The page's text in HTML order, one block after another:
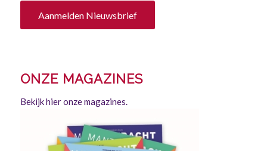
Aanmelden Nieuwsbrief
ONZE MAGAZINES
Bekijk hier onze magazines.